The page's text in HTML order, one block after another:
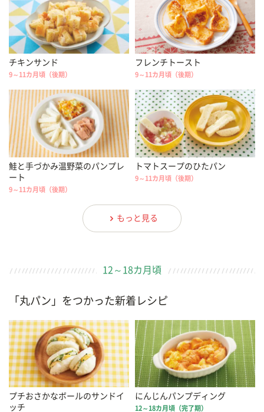
チキンサンド
9～11カ月頃（後期）
フレンチトースト
9～11カ月頃（後期）
鮭と手づかみ温野菜のパンプレ
ート
9～11カ月頃（後期）
トマトスープのひたパン
9～11カ月頃（後期）
もっと見る
12～18カ月頃
「丸パン」をつかった新着レシピ
プチおさかなボールのサンドイ
ッチ
にんじんパンプディング
12～18カ月頃（完了期）